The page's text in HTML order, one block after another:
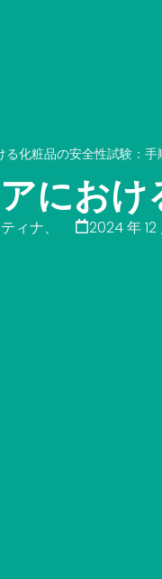
る化粧品の安全性試験：手
におけ
ィナ、
2024 年 12